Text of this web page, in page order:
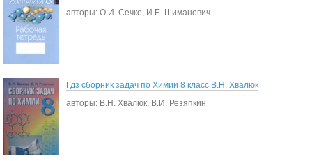
авторы: О.И. Сечко, И.Е. Шиманович
Гдз сборник задач по Химии 8 класс В.Н. Хвалюк
авторы: В.Н. Хвалюк, В.И. Резяпкин